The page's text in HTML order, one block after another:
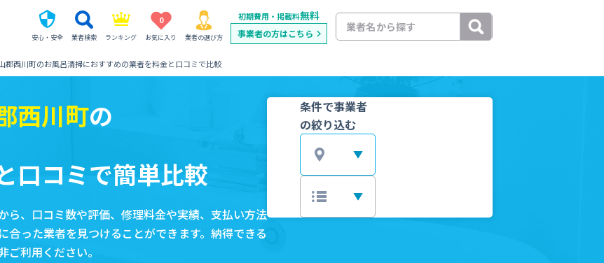
安心・安全 業者検索 ランキング
0
お気に入り 業者の選び方
初期費用・掲載料無料
事業者の方はこちら
郡西川町のお風呂清掃におすすめの業者を料金と口コミで比較
西川町の
口コミで簡単比較
ら、口コミ数や評価、修理料金や実績、支払い方法
合った業者を見つけることができます。納得できる
利用ください。
条件で事業者
の絞り込む